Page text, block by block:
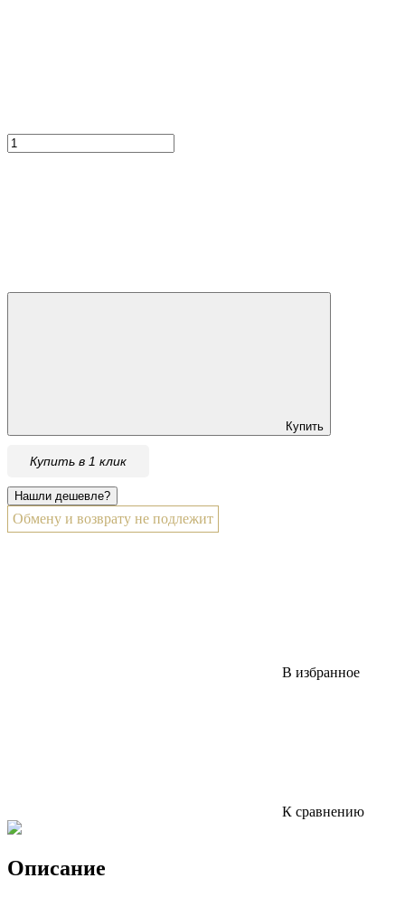
Купить
Купить в 1 клик
Обмену и возврату не подлежит
В избранное
К сравнению
Описание